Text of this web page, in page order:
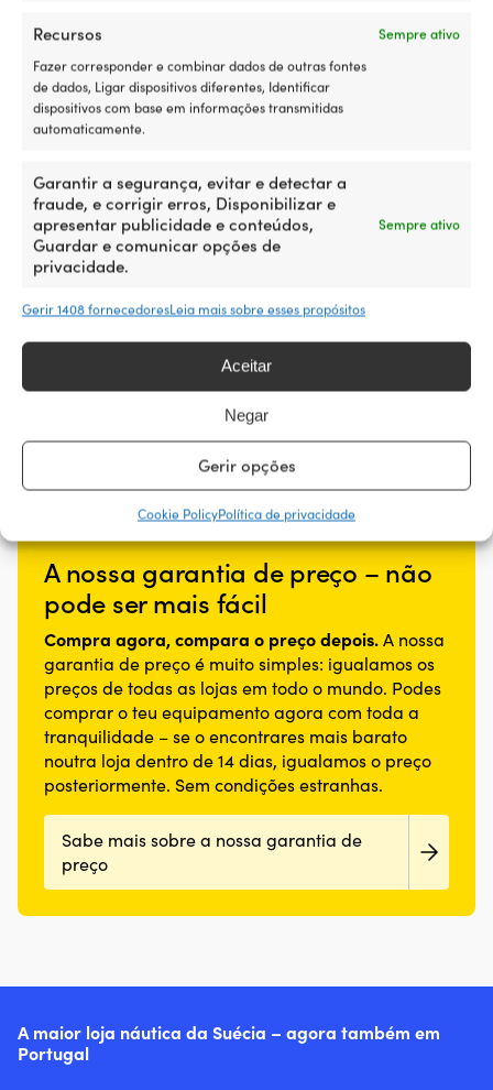
Recursos
Sempre ativo
Fazer corresponder e combinar dados de outras fontes
de dados, Ligar dispositivos diferentes, Identificar
dispositivos com base em informações transmitidas
automaticamente.
Garantir a segurança, evitar e detectar a
fraude, e corrigir erros, Disponibilizar e
apresentar publicidade e conteúdos,
Guardar e comunicar opções de
privacidade.
Sempre ativo
Gerir 1408 fornecedoresLeia mais sobre esses propósitos
Aceitar
Negar
Gerir opções
Cookie PolicyPolítica de privacidade
Branco
MARCA
Fend-Fix
MODELO
Fend-Fix
INCLUÍDO
EAN
A nossa garantia de preço – não
pode ser mais fácil
Compra agora, compara o preço depois.A nossa
garantia de preço é muito simples: igualamos os
preços de todas as lojas em todo o mundo. Podes
comprar o teu equipamento agora com toda a
tranquilidade – se o encontrares mais barato
noutra loja dentro de 14 dias, igualamos o preço
posteriormente. Sem condições estranhas.
Sabe mais sobre a nossa garantia de
preço
A maior loja náutica da Suécia – agora também em
Portugal